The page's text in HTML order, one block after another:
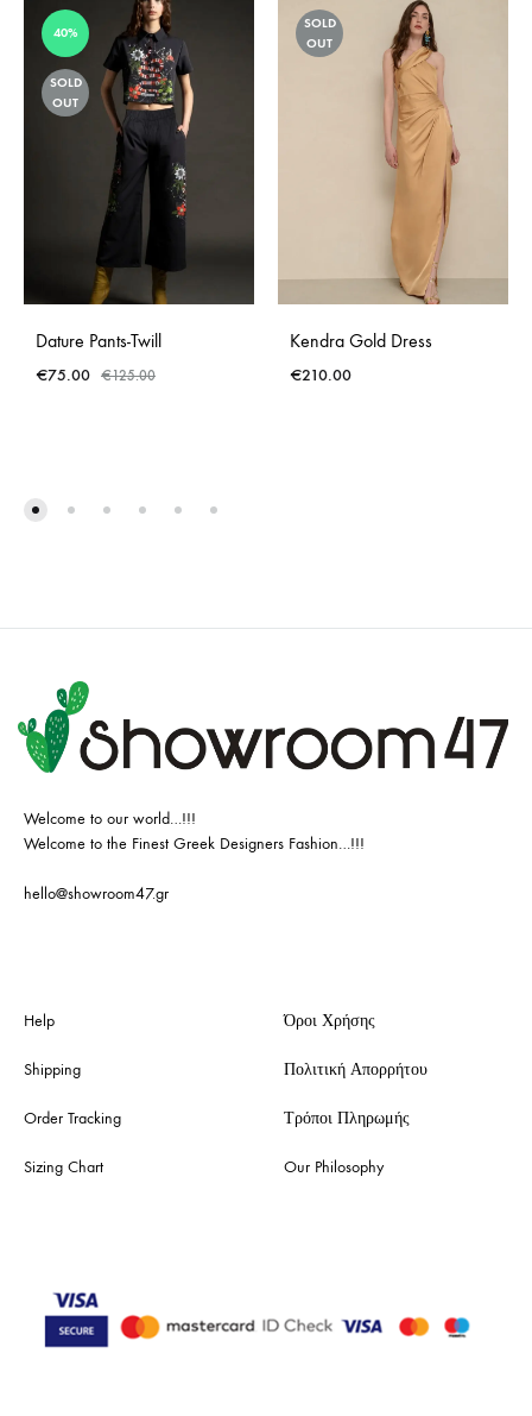
40%
SOLD
OUT
Dature Pants-Twill
€75.00 €125.00
SOLD
OUT
Kendra Gold Dress
€210.00
Welcome to our world…!!!
Welcome to the Finest Greek Designers Fashion…!!!
hello@showroom47.gr
Help
Shipping
Order Tracking
Sizing Chart
Όροι Χρήσης
Πολιτική Απορρήτου
Τρόποι Πληρωμής
Our Philosophy